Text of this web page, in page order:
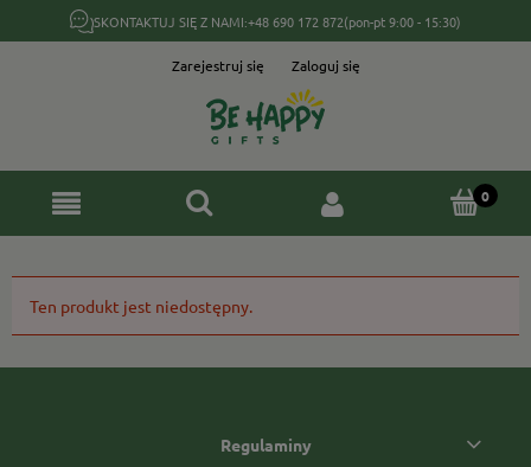
SKONTAKTUJ SIĘ Z NAMI:+48 690 172 872(pon-pt 9:00 - 15:30)
Zarejestruj się Zaloguj się
Ten produkt jest niedostępny.
Regulaminy